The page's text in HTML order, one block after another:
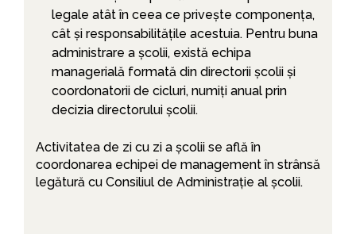
legale atât în ceea ce privește componența,
cât și responsabilitățile acestuia. Pentru buna
administrare a școlii, există echipa
managerială formată din directorii școlii și
coordonatorii de cicluri, numiți anual prin
decizia directorului școlii.
Activitatea de zi cu zi a școlii se află în
coordonarea echipei de management în strânsă
legătură cu Consiliul de Administrație al școlii.